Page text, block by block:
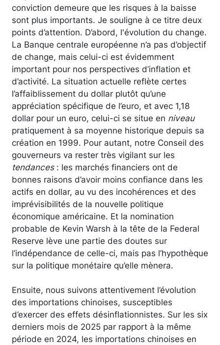
conviction demeure que les risques à la baisse
sont plus importants. Je souligne à ce titre deux
points d’attention. D’abord, l'évolution du change.
La Banque centrale européenne n’a pas d’objectif
de change, mais celui-ci est évidemment
important pour nos perspectives d’inflation et
d’activité. La situation actuelle reflète certes
l’affaiblissement du dollar plutôt qu’une
appréciation spécifique de l’euro, et avec 1,18
dollar pour un euro, celui-ci se situe en niveau
pratiquement à sa moyenne historique depuis sa
création en 1999. Pour autant, notre Conseil des
gouverneurs va rester très vigilant sur les
tendances: les marchés financiers ont de
bonnes raisons d’avoir moins confiance dans les
actifs en dollar, au vu des incohérences et des
imprévisibilités de la nouvelle politique
économique américaine. Et la nomination
probable de Kevin Warsh à la tête de la Federal
Reserve lève une partie des doutes sur
l’indépendance de celle-ci, mais pas l’hypothèque
sur la politique monétaire qu’elle mènera.
Ensuite, nous suivons attentivement l’évolution
des importations chinoises, susceptibles
d’exercer des effets désinflationnistes. Sur les six
derniers mois de 2025 par rapport à la même
période en 2024, les importations chinoises en